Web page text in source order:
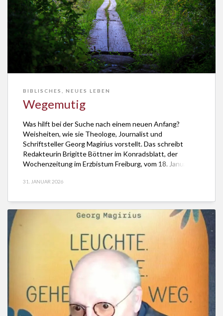
BIBLISCHES NEUES LEBEN
Wegemutig
Was hilft bei der Suche nach einem neuen Anfang?
Weisheiten, wie sie Theologe, Journalist und
Schriftsteller Georg Magirius vorstellt. Das schreibt
Redakteurin Brigitte Böttner im Konradsblatt, der
Wochenzeitung im Erzbistum Freiburg, vom 18. Januar
seien „Ermutigungen fürs Anfangen, für lähmende
31. JANUAR 2026